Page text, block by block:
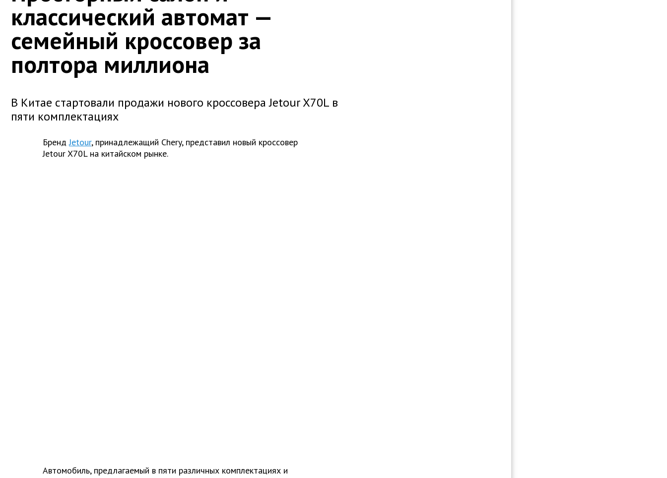
классический автомат —
семейный кроссовер за
полтора миллиона
В Китае стартовали продажи нового кроссовера Jetour X70L в
пяти комплектациях
Бренд Jetour, принадлежащий Chery, представил новый кроссовер
Jetour X70L на китайском рынке.
Автомобиль, предлагаемый в пяти различных комплектациях и